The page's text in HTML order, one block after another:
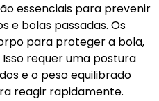
essenciais para prevenir
e bolas passadas. Os
para proteger a bola,
requer uma postura
e o peso equilibrado
reagir rapidamente.